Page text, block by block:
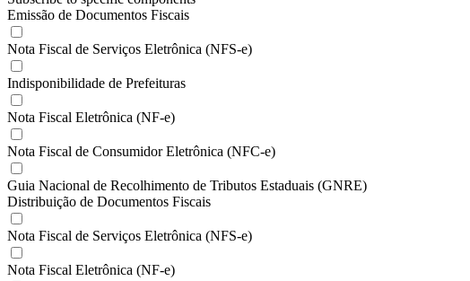
Emissão de Documentos Fiscais
Nota Fiscal de Serviços Eletrônica (NFS-e)
Indisponibilidade de Prefeituras
Nota Fiscal Eletrônica (NF-e)
Nota Fiscal de Consumidor Eletrônica (NFC-e)
Guia Nacional de Recolhimento de Tributos Estaduais (GNRE)
Distribuição de Documentos Fiscais
Nota Fiscal de Serviços Eletrônica (NFS-e)
Nota Fiscal Eletrônica (NF-e)